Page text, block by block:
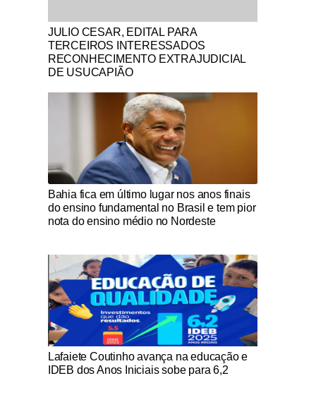
Notícias Católicas
JULIO CESAR, EDITAL PARA
TERCEIROS INTERESSADOS
RECONHECIMENTO EXTRAJUDICIAL
DE USUCAPIÃO
Notícias Católicas
Bahia fica em último lugar nos anos finais
do ensino fundamental no Brasil e tem pior
nota do ensino médio no Nordeste
Notícias Católicas
Lafaiete Coutinho avança na educação e
IDEB dos Anos Iniciais sobe para 6,2